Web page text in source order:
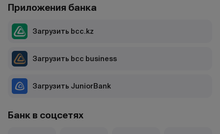
Банк в соцсетях
Приложения банка
Загрузить bcc.kz
Загрузить bcc business
Загрузить JuniorBank